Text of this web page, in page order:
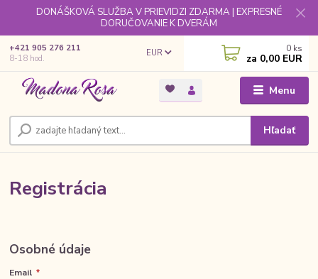
DONÁŠKOVÁ SLUŽBA V PRIEVIDZI ZDARMA | EXPRESNÉ
DORUČOVANIE K DVERÁM
Menu
EUR
Hľadať
+421 905 276 211
8-18 hod.
0 ks
za 0,00 EUR
Registrácia
Osobné údaje
Email *